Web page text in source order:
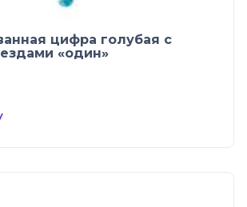
цифра голубая с
«один»